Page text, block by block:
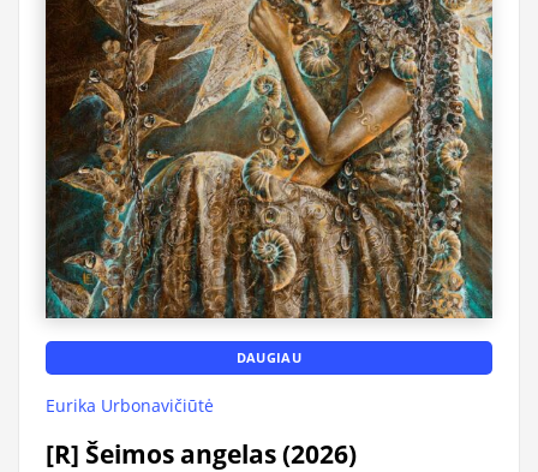
DAUGIAU
Eurika Urbonavičiūtė
[R] Šeimos angelas (2026)